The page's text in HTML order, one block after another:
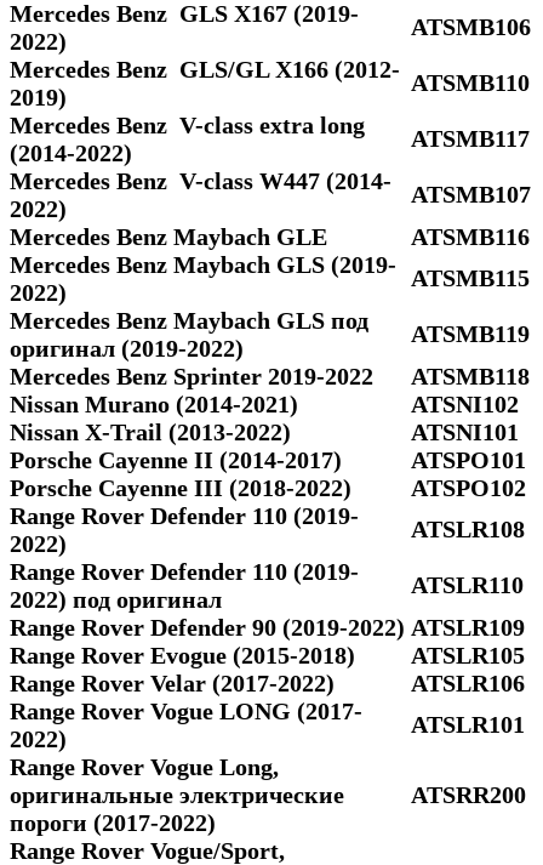
Mercedes Benz GLS Х167 (2019-
2022)
ATSMB106
Mercedes Benz GLS/GL X166 (2012-
2019)
ATSMB110
Mercedes Benz V-class extra long
(2014-2022)
ATSMB117
Mercedes Benz V-class W447 (2014-
2022)
ATSMB107
Mercedes Benz Maybach GLE
ATSMB116
Mercedes Benz Maybach GLS (2019-
2022)
ATSMB115
Mercedes Benz Maybach GLS под
оригинал (2019-2022)
ATSMB119
Mercedes Benz Sprinter 2019-2022
ATSMB118
Nissan Murano (2014-2021)
ATSNI102
Nissan X-Trail (2013-2022)
ATSNI101
Porsche Cayenne II (2014-2017)
ATSPO101
Porsche Cayenne III (2018-2022)
ATSPO102
Range Rover Defender 110 (2019-
2022)
ATSLR108
Range Rover Defender 110 (2019-
2022) под оригинал
ATSLR110
Range Rover Defender 90 (2019-2022) ATSLR109
Range Rover Evogue (2015-2018)
ATSLR105
Range Rover Velar (2017-2022)
ATSLR106
Range Rover Vogue LONG (2017-
2022)
ATSLR101
Range Rover Vogue Long,
оригинальные электрические
пороги (2017-2022)
ATSRR200
Range Rover Vogue/Sport,